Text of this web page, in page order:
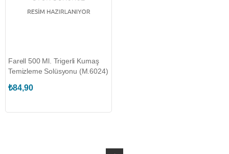
Farell 500 Ml. Trigerli Kumaş
Temizleme Solüsyonu (M.6024)
₺84,90